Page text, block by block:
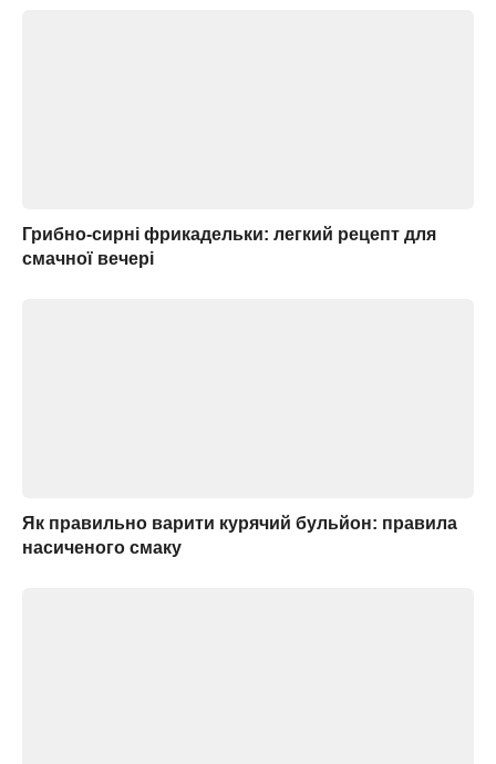
Грибно-сирні фрикадельки: легкий рецепт для
смачної вечері
Як правильно варити курячий бульйон: правила
насиченого смаку